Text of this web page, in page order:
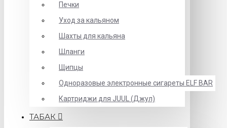
Печки
Уход за кальяном
Шахты для кальяна
Шланги
Щипцы
Одноразовые электронные сигареты ELF BAR
Картриджи для JUUL (Джул)
ТАБАК